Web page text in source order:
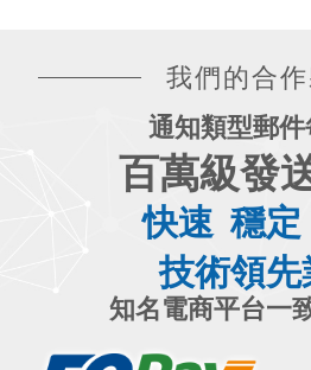
我們的合
通知類型郵件
百萬級發
快速 穩定
技術領先
知名電商平台一